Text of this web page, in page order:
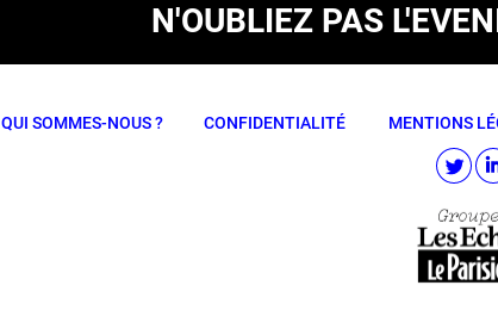
N'OUBLIEZ PAS
QUI SOMMES-NOUS ? CONFIDENTIALITÉ MENTIONS